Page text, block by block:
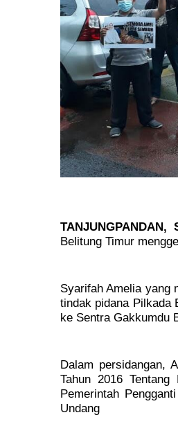
TANJUNGPANDAN,
Belitung Timur
Syarifah Amelia yang
tindak pidana Pilkada
ke Sentra Gakkumdu
Dalam persidangan,
Tahun 2016
Pemerintah
Undang